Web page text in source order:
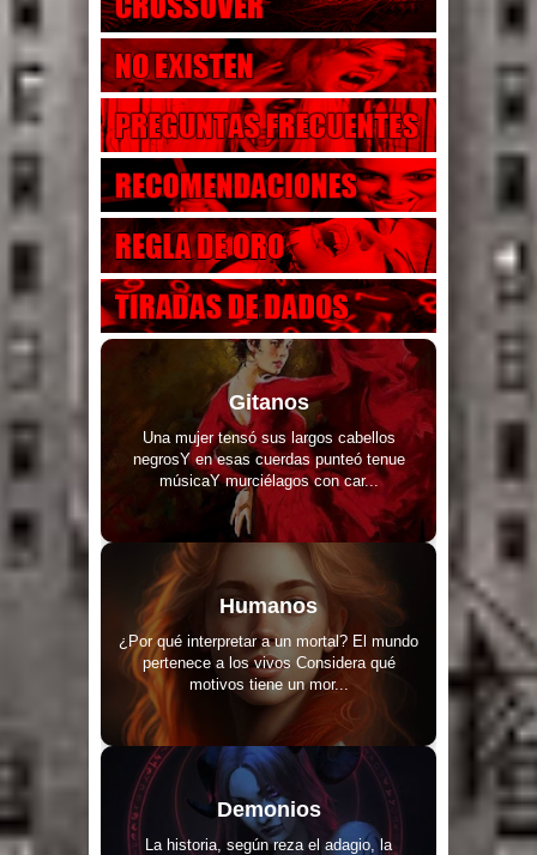
Gitanos
Una mujer tensó sus largos cabellos
negrosY en esas cuerdas punteó tenue
músicaY murciélagos con car...
Humanos
¿Por qué interpretar a un mortal? El mundo
pertenece a los vivos Considera qué
motivos tiene un mor...
Demonios
La historia, según reza el adagio, la